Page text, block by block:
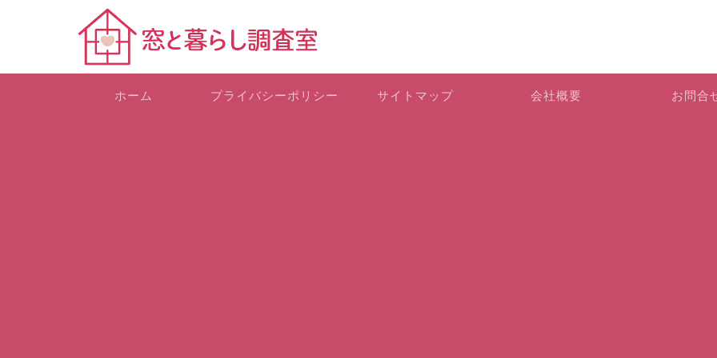
ホーム プライバシーポリシー サイトマップ 会社概要 お問合